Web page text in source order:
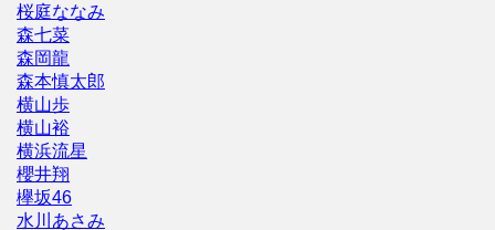
桜庭ななみ
森七菜
森岡龍
森本慎太郎
横山歩
横山裕
横浜流星
櫻井翔
欅坂46
水川あさみ